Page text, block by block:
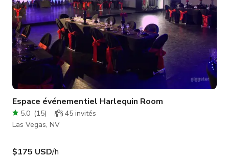
Espace événementiel Harlequin Room
5.0 (15) 45 invités
Las Vegas, NV
$175 USD/h